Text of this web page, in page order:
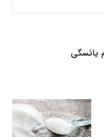
یائسگی